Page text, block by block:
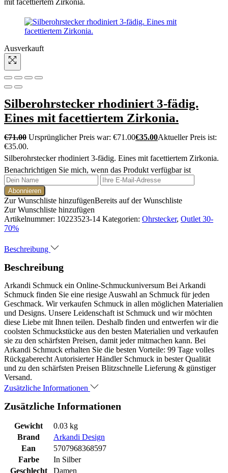
mit facettiertem Zirkonia.
Ausverkauft
Silberohrstecker rhodiniert 3-fädig.
Eines mit facettiertem Zirkonia.
€71.00 Ursprünglicher Preis war: €71.00€35.00Aktueller Preis ist:
€35.00.
Silberohrstecker rhodiniert 3-fädig. Eines mit facettiertem Zirkonia.
Benachrichtigen Sie mich, wenn das Produkt verfügbar ist
Zur Wunschliste hinzufügenBereits auf der Wunschliste
Zur Wunschliste hinzufügen
Artikelnummer: 10223523-14 Kategorien: Ohrstecker, Outlet 30-
70%
Beschreibung
Beschreibung
Arkandi Schmuck ein Online-Schmuckuniversum Bei Arkandi
Schmuck finden Sie eine riesige Auswahl an Schmuck für jeden
Geschmack. Wir verkaufen Schmuck in allen möglichen Materialien
und Designs. Unsere Leidenschaft ist Schmuck und wir möchten
diese Liebe mit Ihnen teilen. Deshalb finden und entwerfen wir die
coolsten Schmuckstücke aus den besten Materialien und verkaufen
sie zu den schärfsten Preisen, damit jeder mitmachen kann. Bei
Arkandi Schmuck erhalten Sie die besten Vorteile: 99 Tage volles
Rückgaberecht Autorisierter Händler Schmuck in bester Qualität
und zu den schärfsten Preisen Blitzschnelle Lieferung & günstiger
Versand.
Zusätzliche Informationen
Zusätzliche Informationen
Gewicht
0.03 kg
Brand
Arkandi Design
Ean
5707968368597
Farbe
In Silber
Geschlecht
Damen